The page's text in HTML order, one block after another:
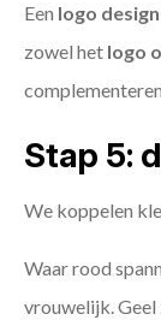
Een logo
zowel het logo
Stap 5:
We koppelen
Waar rood
vrouwelijk.